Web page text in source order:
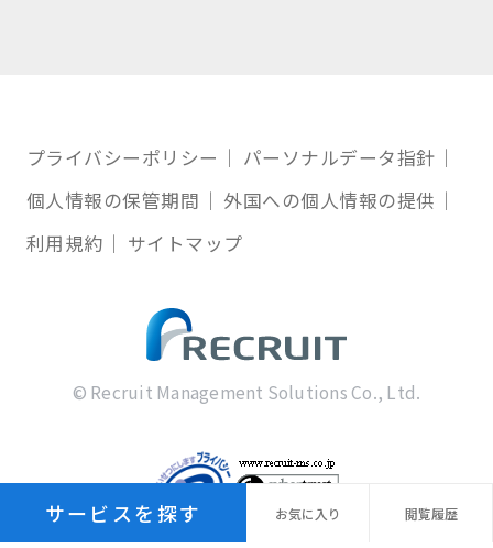
サービスを探す お気に 入り 閲覧履歴
プライバシーポリシー
パーソナルデータ指針
個人情報の保管期間
外国への個人情報の提供
利用規約
サイトマップ
© Recruit Management Solutions Co., Ltd.